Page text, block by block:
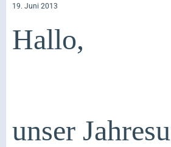
19. Juni 2013
Hallo,
unser